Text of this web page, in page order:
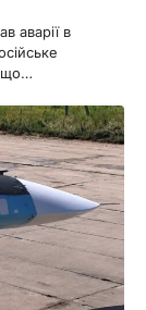
аварії в
що…